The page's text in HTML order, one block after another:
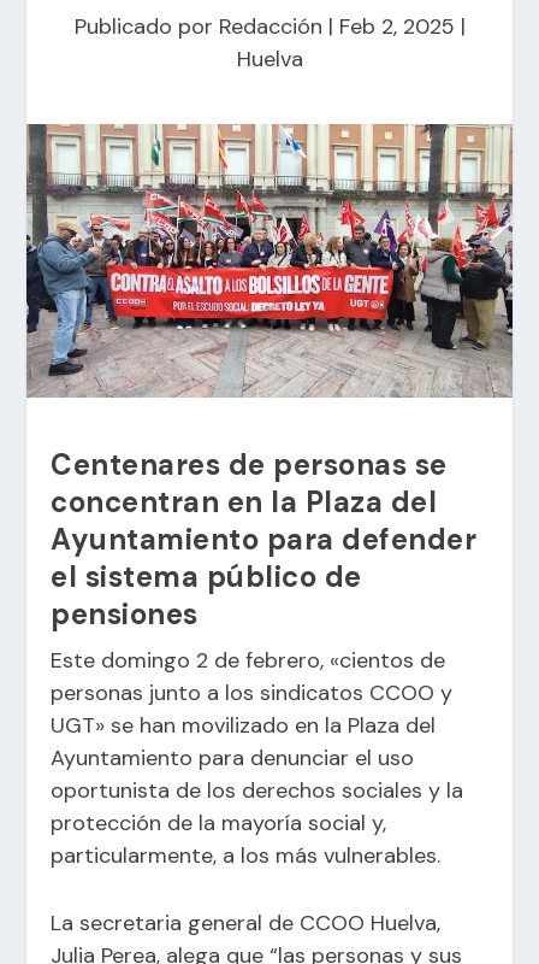
Publicado por Redacción | Feb 2, 2025 |
Huelva
Centenares de personas se
concentran en la Plaza del
Ayuntamiento para defender
el sistema público de
pensiones
Este domingo 2 de febrero, «cientos de
personas junto a los sindicatos CCOO y
UGT» se han movilizado en la Plaza del
Ayuntamiento para denunciar el uso
oportunista de los derechos sociales y la
protección de la mayoría social y,
particularmente, a los más vulnerables.
La secretaria general de CCOO Huelva,
Julia Perea, alega que “las personas y sus